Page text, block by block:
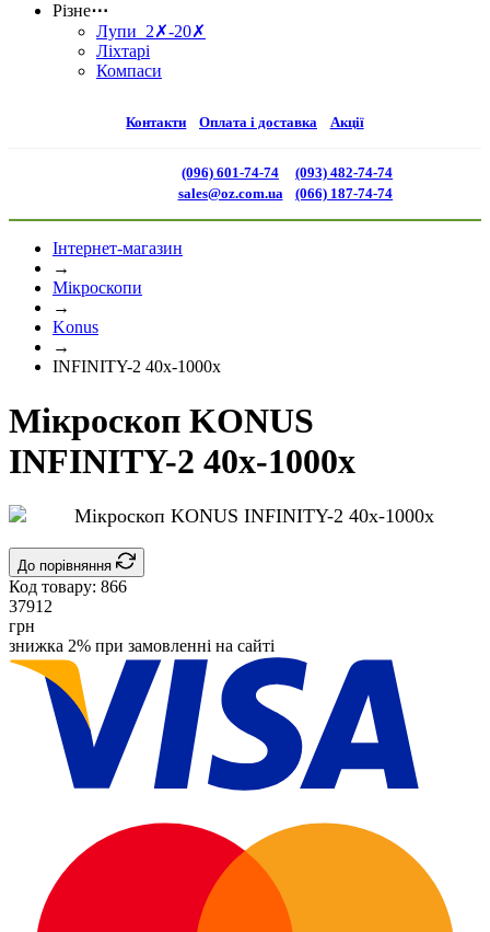
Різне⋯
Лупи 2✗-20✗
Ліхтарі
Компаси
Контакти Оплата і доставка Акції
(096) 601-74-74
sales@oz.com.ua
(093) 482-74-74
(066) 187-74-74
Інтернет-магазин
→
Мікроскопи
→
Konus
→
INFINITY-2 40x-1000x
Мікроскоп KONUS
INFINITY-2 40x-1000x
До порівняння
Код товару: 866
37912
грн
знижка 2% при замовленні на сайті